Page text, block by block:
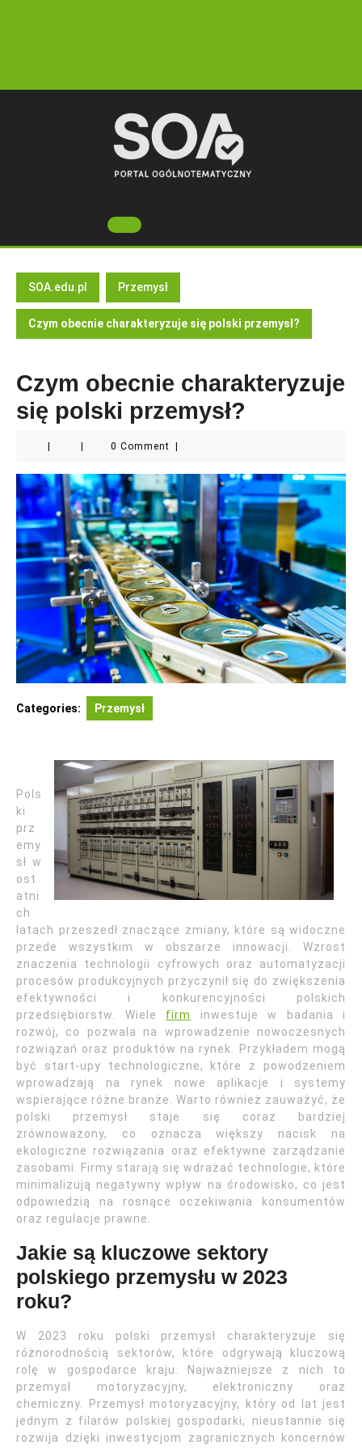
Open
Button
SOA.edu.pl Przemysł
Czym obecnie charakteryzuje się polski przemysł?
Czym obecnie charakteryzuje
się polski przemysł?
0 Comment
Categories: Przemysł
Pols
ki
prz
emy
sł w
ost
atni
ch
latach przeszedł znaczące zmiany, które są widoczne
przede wszystkim w obszarze innowacji. Wzrost
znaczenia technologii cyfrowych oraz automatyzacji
procesów produkcyjnych przyczynił się do zwiększenia
efektywności i konkurencyjności polskich
przedsiębiorstw. Wiele firm
inwestuje w badania i
rozwój, co pozwala na wprowadzenie nowoczesnych
rozwiązań oraz produktów na rynek. Przykładem mogą
być start-upy technologiczne, które z powodzeniem
wprowadzają na rynek nowe aplikacje i systemy
wspierające różne branże. Warto również zauważyć, że
polski przemysł staje się coraz bardziej
zrównoważony, co oznacza większy nacisk na
ekologiczne rozwiązania oraz efektywne zarządzanie
zasobami. Firmy starają się wdrażać technologie, które
minimalizują negatywny wpływ na środowisko, co jest
odpowiedzią na rosnące oczekiwania konsumentów
oraz regulacje prawne.
Jakie są kluczowe sektory
polskiego przemysłu w 2023
roku?
W 2023 roku polski przemysł charakteryzuje się
różnorodnością sektorów, które odgrywają kluczową
rolę w gospodarce kraju. Najważniejsze z nich to
przemysł motoryzacyjny, elektroniczny oraz
chemiczny. Przemysł motoryzacyjny, który od lat jest
jednym z filarów polskiej gospodarki, nieustannie się
rozwija dzięki inwestycjom zagranicznych koncernów